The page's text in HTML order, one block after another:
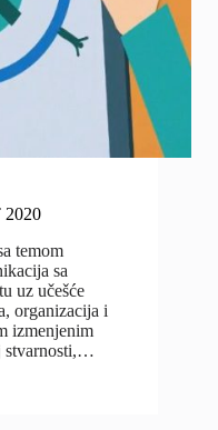
2020
temom
sa
uz učešće
organizacija i
izmenjenim
stvarnosti,…